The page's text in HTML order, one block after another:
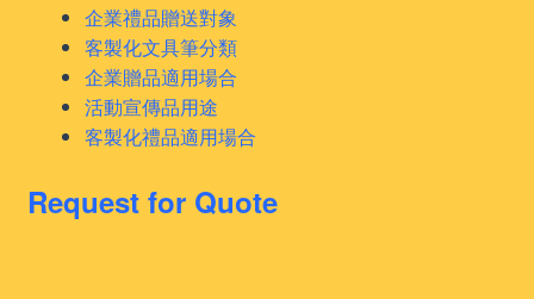
企業禮品贈送對象
客製化文具筆分類
企業贈品適用場合
活動宣傳品用途
客製化禮品適用場合
Request for Quote